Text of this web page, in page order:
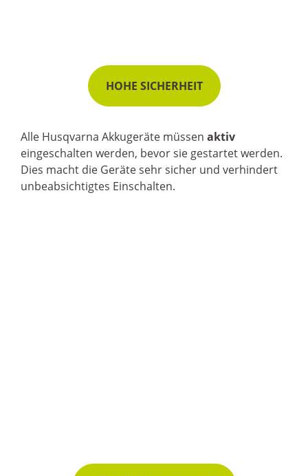
HOHE SICHERHEIT
Alle Husqvarna Akkugeräte müssen aktiv
eingeschalten werden, bevor sie gestartet werden.
Dies macht die Geräte sehr sicher und verhindert
unbeabsichtigtes Einschalten.